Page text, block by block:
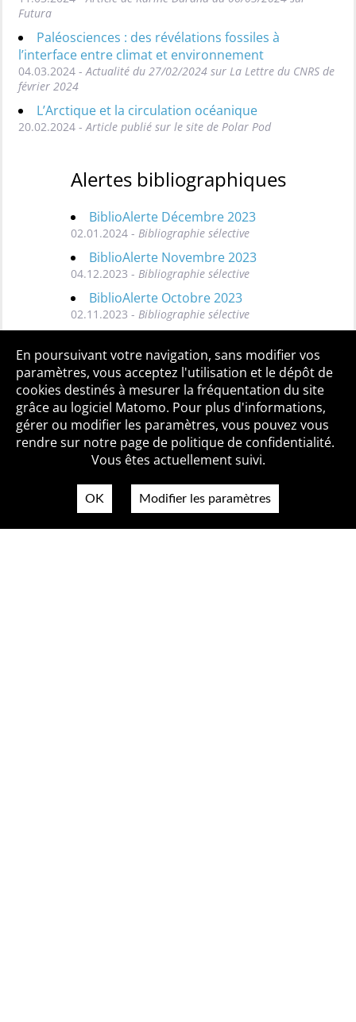
Futura
Paléosciences : des révélations fossiles à
l’interface entre climat et environnement
04.03.2024 -Actualité du 27/02/2024 sur La Lettre du CNRS de
février 2024
L’Arctique et la circulation océanique
20.02.2024 -Article publié sur le site de Polar Pod
Alertes bibliographiques
BiblioAlerte Décembre 2023
02.01.2024 - Bibliographie sélective
BiblioAlerte Novembre 2023
04.12.2023 - Bibliographie sélective
BiblioAlerte Octobre 2023
02.11.2023 - Bibliographie sélective
Toutes les BiblioAlertes
Qui sommes-nous ? Mentions légales
Accessibilité
Politique de confidentialité
Contact
En poursuivant votre navigation, sans modifier vos
paramètres, vous acceptez l'utilisation et le dépôt de
cookies destinés à mesurer la fréquentation du site
grâce au logiciel Matomo. Pour plus d'informations,
gérer ou modifier les paramètres, vous pouvez vous
rendre sur notre page de politique de confidentialité.
Vous êtes actuellement suivi.
OK Modifier les paramètres